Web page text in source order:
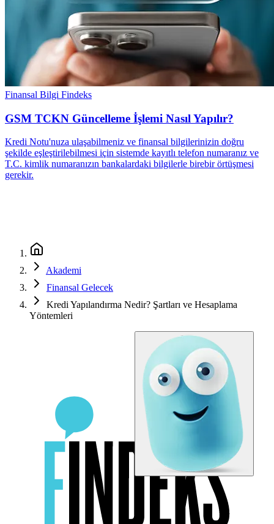
Finansal Bilgi Findeks
GSM TCKN Güncelleme İşlemi Nasıl Yapılır?
Kredi Notu'nuza ulaşabilmeniz ve finansal bilgilerinizin doğru
şekilde eşleştirilebilmesi için sistemde kayıtlı telefon numaranız ve
T.C. kimlik numaranızın bankalardaki bilgilerle birebir örtüşmesi
gerekir.
Akademi
Finansal Gelecek
Kredi Yapılandırma Nedir? Şartları ve Hesaplama
Yöntemleri